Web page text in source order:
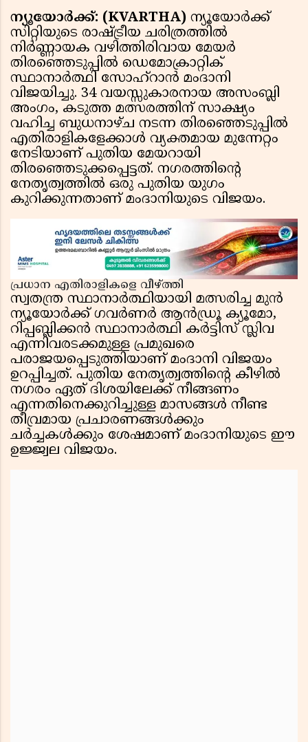
ന്യൂയോർക്ക്: (KVARTHA) ന്യൂയോർക്ക്
സിറ്റിയുടെ രാഷ്ട്രീയ ചരിത്രത്തിൽ
നിർണ്ണായക വഴിത്തിരിവായ മേയർ
തിരഞ്ഞെടുപ്പിൽ ഡെമോക്രാറ്റിക്
സ്ഥാനാർത്ഥി സോഹ്റാൻ മംദാനി
വിജയിച്ചു. 34 വയസ്സുകാരനായ അസംബ്ലി
അംഗം, കടുത്ത മത്സരത്തിന് സാക്ഷ്യം
വഹിച്ച ബുധനാഴ്ച നടന്ന തിരഞ്ഞെടുപ്പിൽ
എതിരാളികളേക്കാൾ വ്യക്തമായ മുന്നേറ്റം
നേടിയാണ് പുതിയ മേയറായി
തിരഞ്ഞെടുക്കപ്പെട്ടത്. നഗരത്തിൻ്റെ
നേതൃത്വത്തിൽ ഒരു പുതിയ യുഗം
കുറിക്കുന്നതാണ് മംദാനിയുടെ വിജയം.
പ്രധാന എതിരാളികളെ വീഴ്ത്തി
സ്വതന്ത്ര സ്ഥാനാർത്ഥിയായി മത്സരിച്ച മുൻ
ന്യൂയോർക്ക് ഗവർണർ ആൻഡ്രൂ ക്യൂമോ,
റിപ്പബ്ലിക്കൻ സ്ഥാനാർത്ഥി കർട്ടിസ് സ്ലിവ
എന്നിവരടക്കമുള്ള പ്രമുഖരെ
പരാജയപ്പെടുത്തിയാണ് മംദാനി വിജയം
ഉറപ്പിച്ചത്. പുതിയ നേതൃത്വത്തിൻ്റെ കീഴിൽ
നഗരം ഏത് ദിശയിലേക്ക് നീങ്ങണം
എന്നതിനെക്കുറിച്ചുള്ള മാസങ്ങൾ നീണ്ട
തീവ്രമായ പ്രചാരണങ്ങൾക്കും
ചർച്ചകൾക്കും ശേഷമാണ് മംദാനിയുടെ ഈ
ഉജ്ജ്വല വിജയം.